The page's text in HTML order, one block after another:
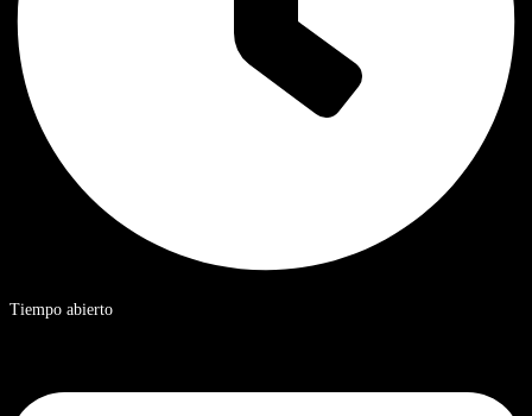
Tiempo abierto
De 9 a 20 horas, hora estándar de China.